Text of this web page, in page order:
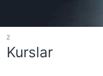
2
Kurslar